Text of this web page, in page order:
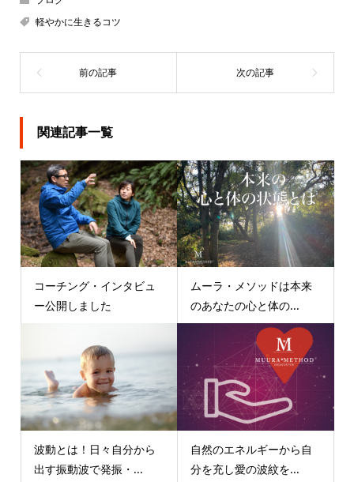
軽やかに生きるコツ
関連記事一覧
コーチング・インタビュ
ー公開しました
ムーラ・メソッドは本来
のあなたの心と体の...
波動とは！日々自分から
出す振動波で発振・...
自然のエネルギーから自
分を充し愛の波紋を...